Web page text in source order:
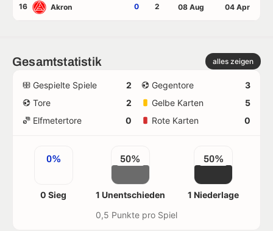
16 Akron 0 2 08 Aug 04 Apr
Gesamtstatistik alles zeigen
Gespielte Spiele 2 Gegentore
3
Tore
2 Gelbe Karten
5
Elfmetertore
0 Rote Karten 0
0%
0 Sieg
50%
1 Unentschieden
50%
1 Niederlage
0,5 Punkte pro Spiel